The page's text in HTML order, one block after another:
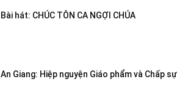
Bài hát: CHÚC TÔN CA NGỢI CHÚA
An Giang: Hiệp nguyện Giáo phẩm và Chấp sự